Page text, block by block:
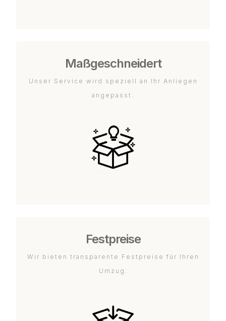
Maßgeschneidert
Unser Service wird speziell an Ihr Anliegen
angepasst.
Festpreise
Wir bieten transparente Festpreise für Ihren
Umzug.